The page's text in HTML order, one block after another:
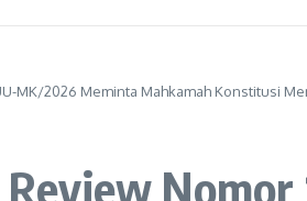
MK/2026 Meminta Mahkamah Konstitusi